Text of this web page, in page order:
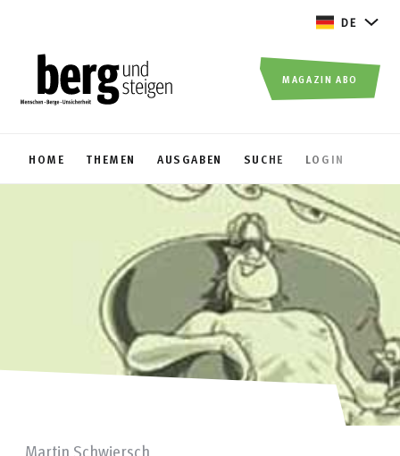
DE
HOME THEMEN AUSGABEN SUCHE LOGIN
MAGAZIN ABO
Martin Schwiersch